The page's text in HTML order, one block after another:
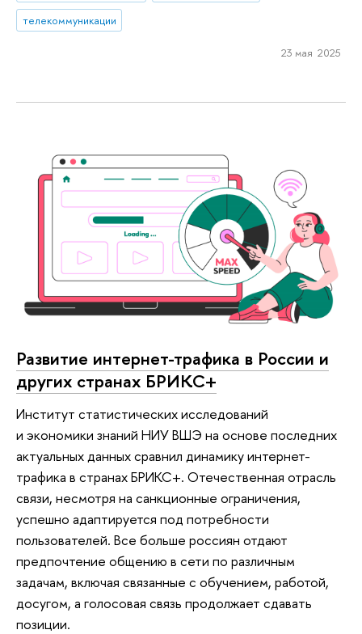
телекоммуникации
23 мая 2025
Развитие интернет-трафика в России и
других странах БРИКС+
Институт статистических исследований
и экономики знаний НИУ ВШЭ на основе последних
актуальных данных сравнил динамику интернет-
трафика в странах БРИКС+. Отечественная отрасль
связи, несмотря на санкционные ограничения,
успешно адаптируется под потребности
пользователей. Все больше россиян отдают
предпочтение общению в сети по различным
задачам, включая связанные с обучением, работой,
досугом, а голосовая связь продолжает сдавать
позиции.